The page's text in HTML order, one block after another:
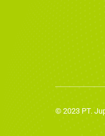
© 2023 PT.